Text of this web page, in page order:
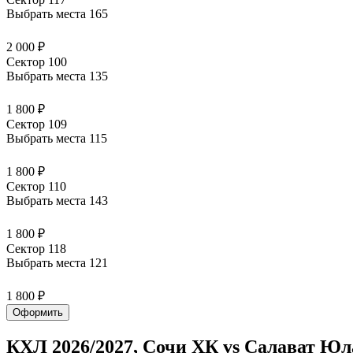
Выбрать места 165
2 000 ₽
Сектор 100
Выбрать места 135
1 800 ₽
Сектор 109
Выбрать места 115
1 800 ₽
Сектор 110
Выбрать места 143
1 800 ₽
Сектор 118
Выбрать места 121
1 800 ₽
Оформить
КХЛ 2026/2027, Сочи ХК vs Салават